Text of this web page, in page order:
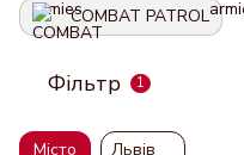
COMBAT PATROL
Фільтр 1
Місто Львів